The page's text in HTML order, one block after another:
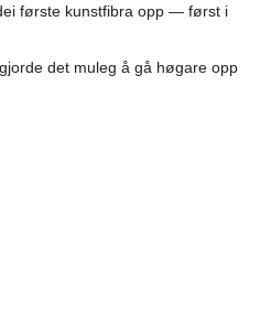
første kunstfibra opp — først i
det muleg å gå høgare opp